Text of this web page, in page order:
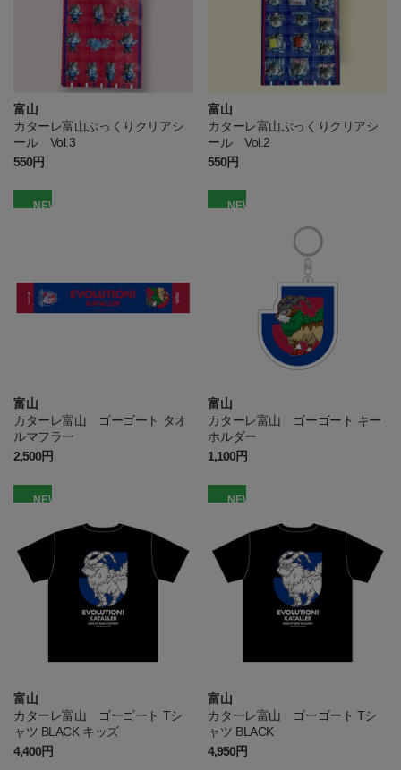
富山
カターレ富山ぷっくりクリアシ
ール Vol.3
550円
富山
カターレ富山ぷっくりクリアシ
ール Vol.2
550円
NEW
富山
カターレ富山 ゴーゴート タオ
ルマフラー
2,500円
NEW
富山
カターレ富山 ゴーゴート キー
ホルダー
1,100円
NEW
富山
カターレ富山 ゴーゴート Tシ
ャツ BLACK キッズ
4,400円
NEW
富山
カターレ富山 ゴーゴート Tシ
ャツ BLACK
4,950円